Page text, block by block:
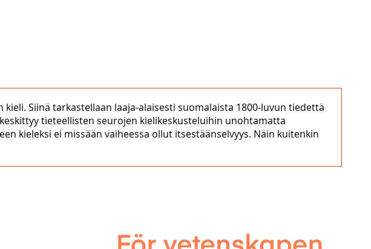
Siinä tarkastellaan laaja-alaisesti suomalaista 1800-luvun tiedettä
tieteellisten seurojen kielikeskusteluihin unohtamatta
kieleksi ei missään vaiheessa ollut itsestäänselvyys. Näin kuitenkin